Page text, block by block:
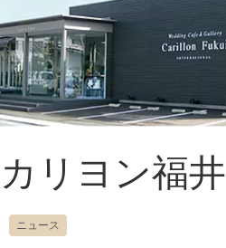
カリヨン福井
ニュース